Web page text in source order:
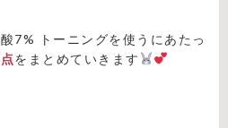
7% トーニングを使うにあたっ
をまとめていきます